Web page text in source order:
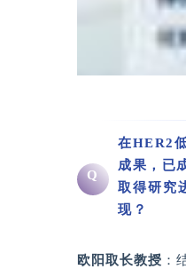
Q
在HER2
成果，已
取得研究
现？
欧阳取长教授 ：